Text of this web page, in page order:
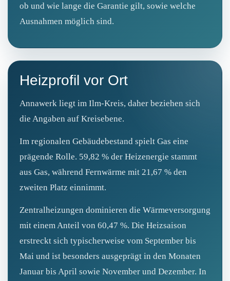
ob und wie lange die Garantie gilt, sowie welche
Ausnahmen möglich sind.
Heizprofil vor Ort
Annawerk liegt im Ilm-Kreis, daher beziehen sich
die Angaben auf Kreisebene.
Im regionalen Gebäudebestand spielt Gas eine
prägende Rolle. 59,82 % der Heizenergie stammt
aus Gas, während Fernwärme mit 21,67 % den
zweiten Platz einnimmt.
Zentralheizungen dominieren die Wärmeversorgung
mit einem Anteil von 60,47 %. Die Heizsaison
erstreckt sich typischerweise vom September bis
Mai und ist besonders ausgeprägt in den Monaten
Januar bis April sowie November und Dezember. In